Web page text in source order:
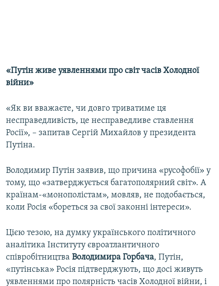
«Путін живе уявленнями про світ часів Холодної
війни»
«Як ви вважаєте, чи довго триватиме ця
несправедливість, це несправедливе ставлення
Росії», – запитав Сергій Михайлов у президента
Путіна.
Володимир Путін заявив, що причина «русофобії» у
тому, що «затверджується багатополярний світ». А
країнам-«монополістам», мовляв, не подобається,
коли Росія «бореться за свої законні інтереси».
Цією тезою, на думку українського політичного
аналітика Інституту євроатлантичного
співробітництва Володимира Горбача, Путін,
«путінська» Росія підтверджують, що досі живуть
уявленнями про полярність часів Холодної війни, і